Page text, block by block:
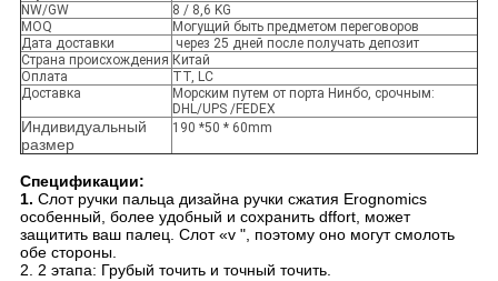
NW/GW
8 / 8,6 KG
MOQ
Могущий быть предметом переговоров
Дата доставки
через 25 дней после получать депозит
Страна происхождения Китай
Оплата
TT, LC
Доставка
Морским путем от порта Нинбо, срочным:
DHL/UPS /FEDEX
Индивидуальный
размер
190 *50 * 60mm
Спецификации:
1. Слот ручки пальца дизайна ручки сжатия Erognomics
особенный, более удобный и сохранить dffort, может
защитить ваш палец. Слот «v ", поэтому оно могут смолоть
обе стороны.
2. 2 этапа: Грубый точить и точный точить.